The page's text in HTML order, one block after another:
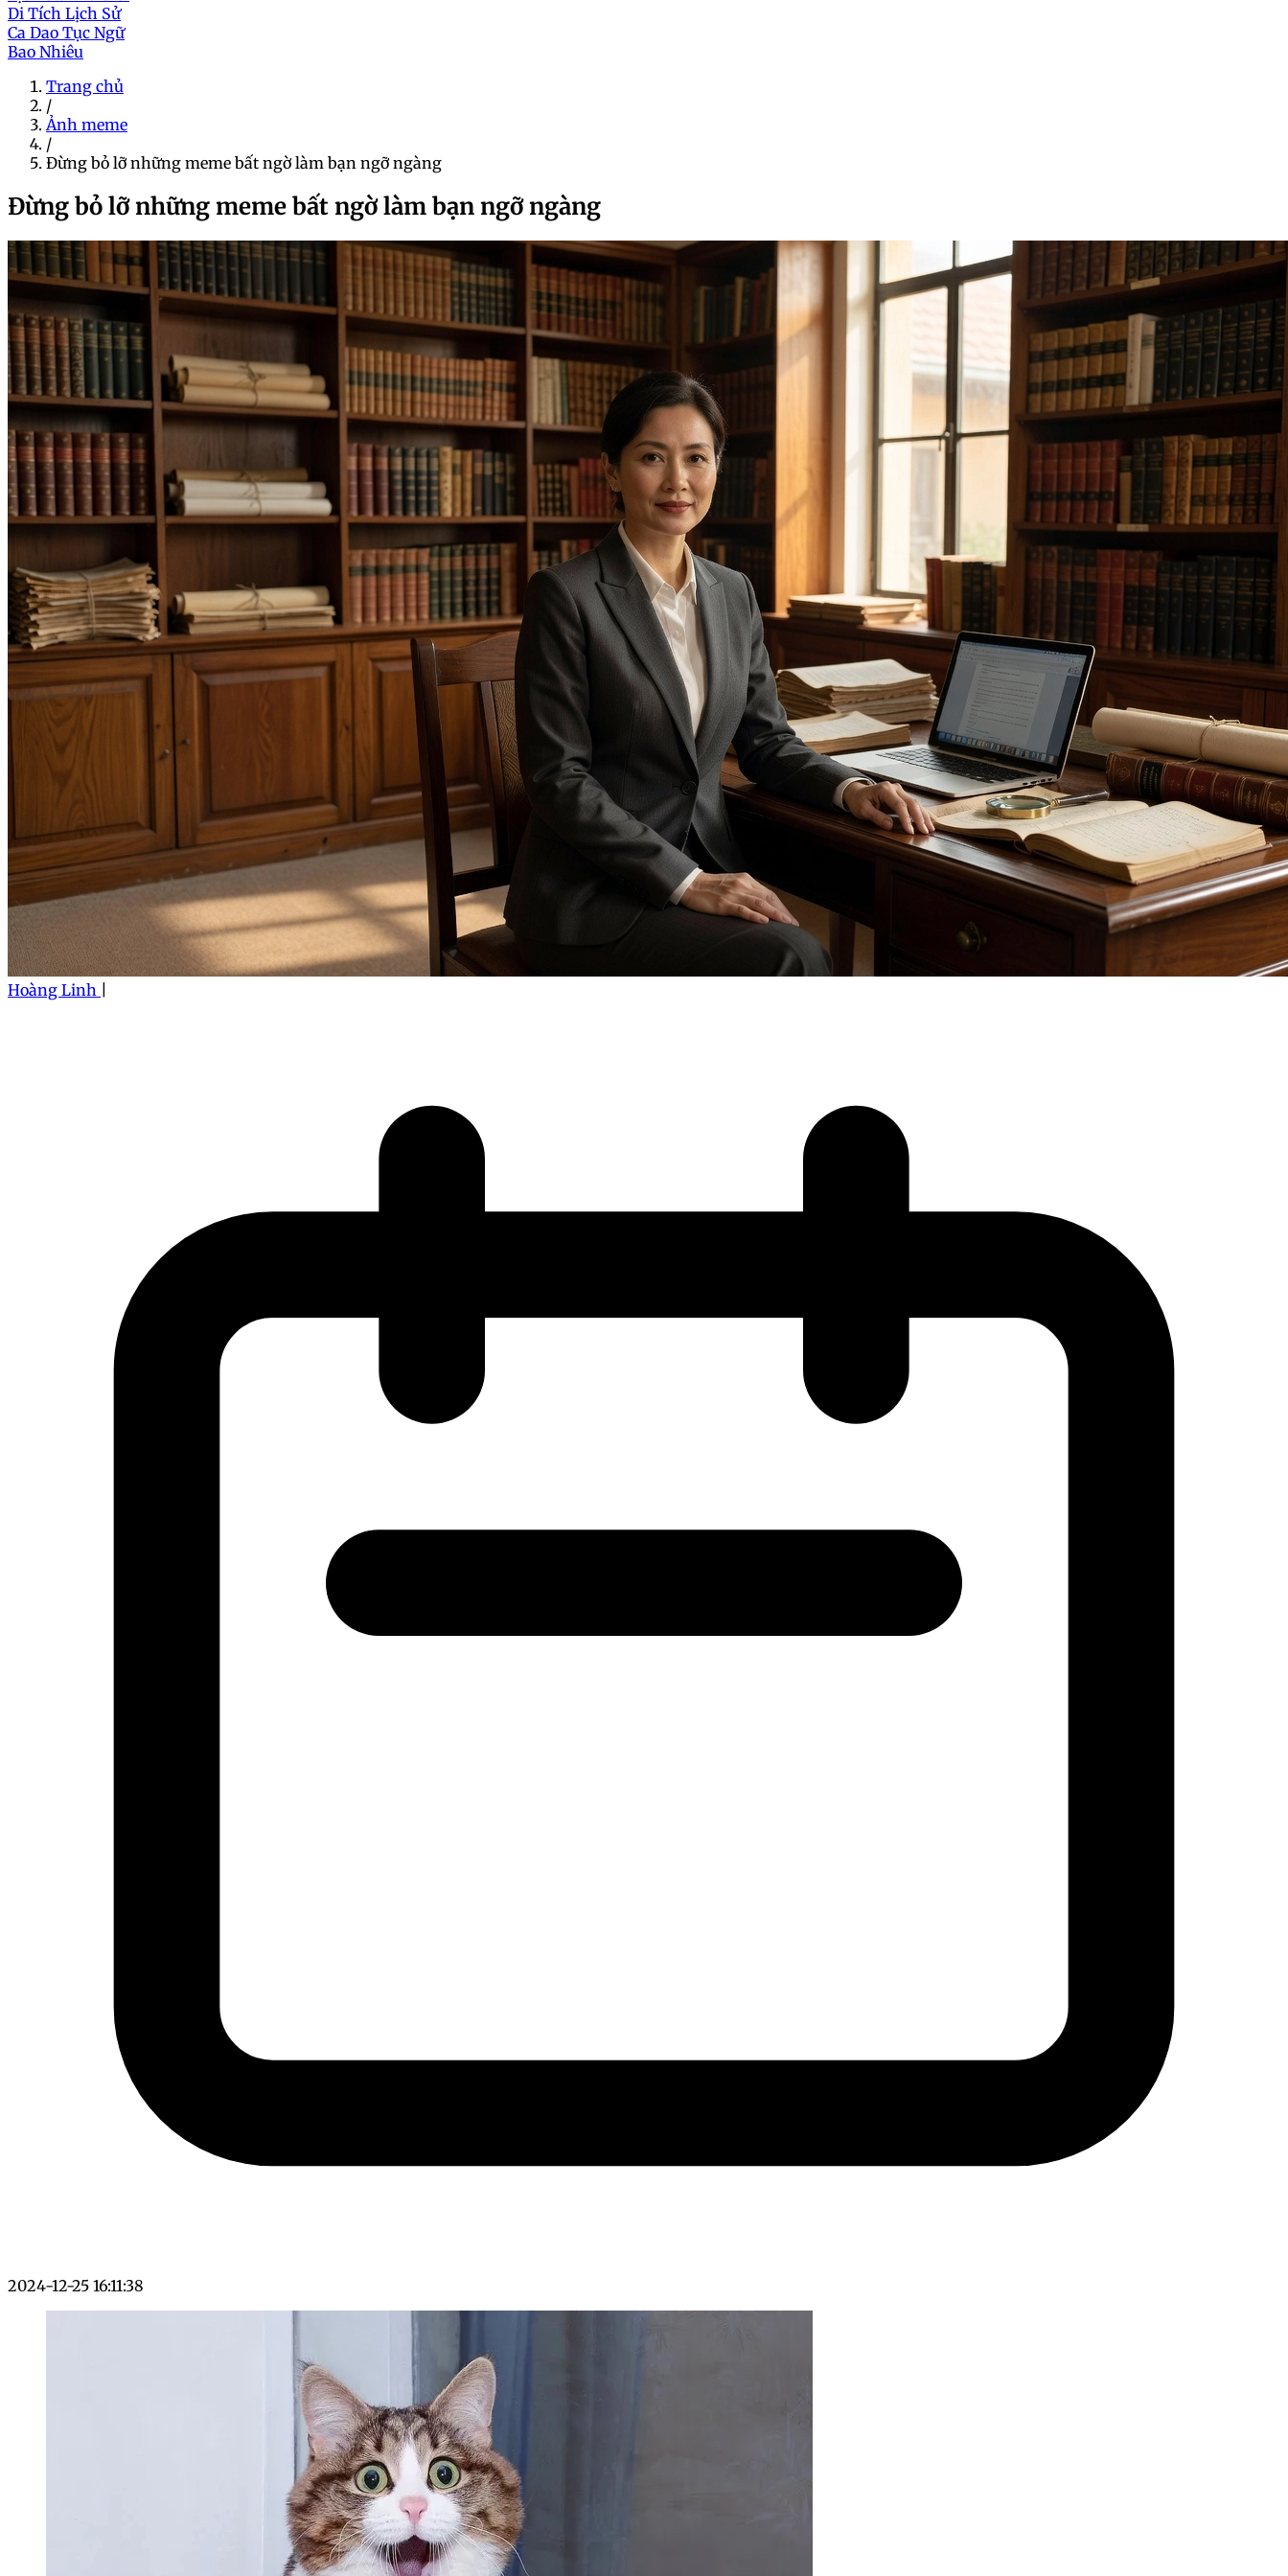
Di Tích Lịch Sử
Ca Dao Tục Ngữ
Bao Nhiêu
Trang chủ
/
Ảnh meme
/
Đừng bỏ lỡ những meme bất ngờ làm bạn ngỡ ngàng
Đừng bỏ lỡ những meme bất ngờ làm bạn ngỡ ngàng
Hoàng Linh
2024-12-25 16:11:38